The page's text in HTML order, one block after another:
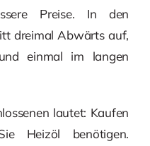
Preise. In den
dreimal Abwärts auf,
einmal im langen
lautet: Kaufen
Heizöl benötigen.